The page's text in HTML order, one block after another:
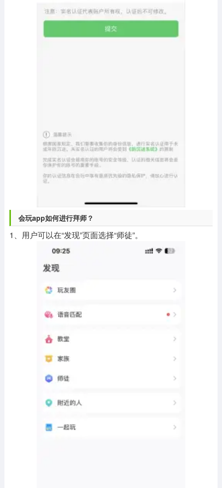
会玩app如何进行拜师？
1、用户可以在“发现”页面选择“师徒”。